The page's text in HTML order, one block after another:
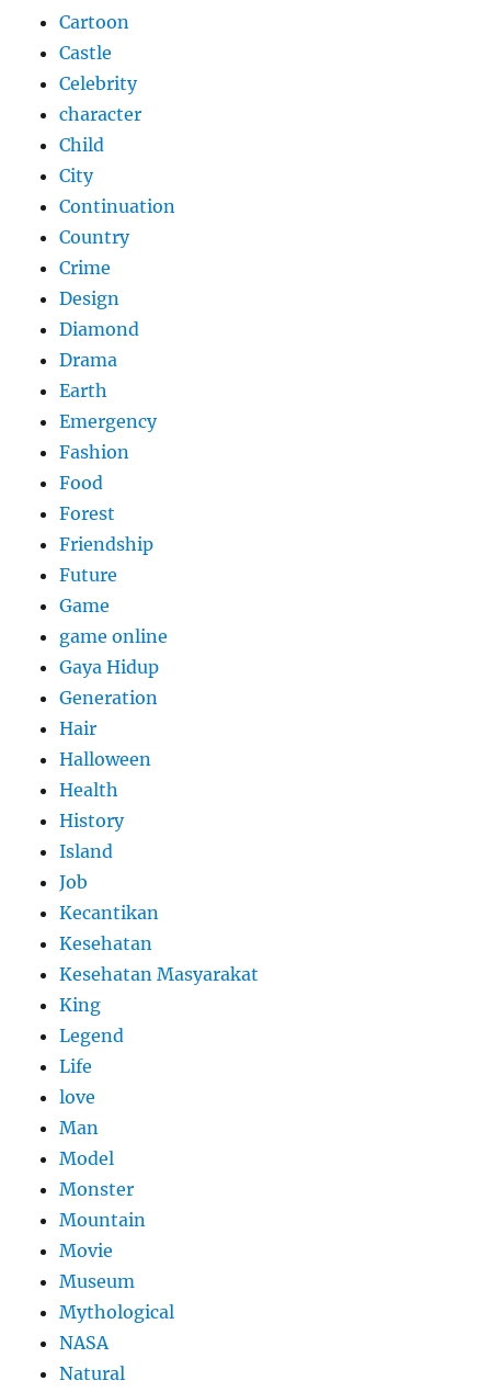
Cartoon
Castle
Celebrity
character
Child
City
Continuation
Country
Crime
Design
Diamond
Drama
Earth
Emergency
Fashion
Food
Forest
Friendship
Future
Game
game online
Gaya Hidup
Generation
Hair
Halloween
Health
History
Island
Job
Kecantikan
Kesehatan
Kesehatan Masyarakat
King
Legend
Life
love
Man
Model
Monster
Mountain
Movie
Museum
Mythological
NASA
Natural